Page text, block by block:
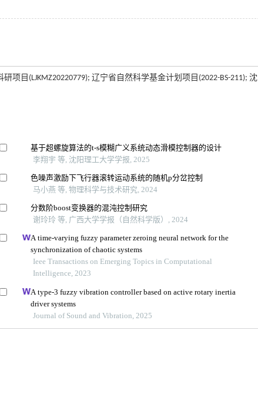
目(LJKMZ20220779); 辽宁省自然科学基金计划项目(2022-BS-211); 沈